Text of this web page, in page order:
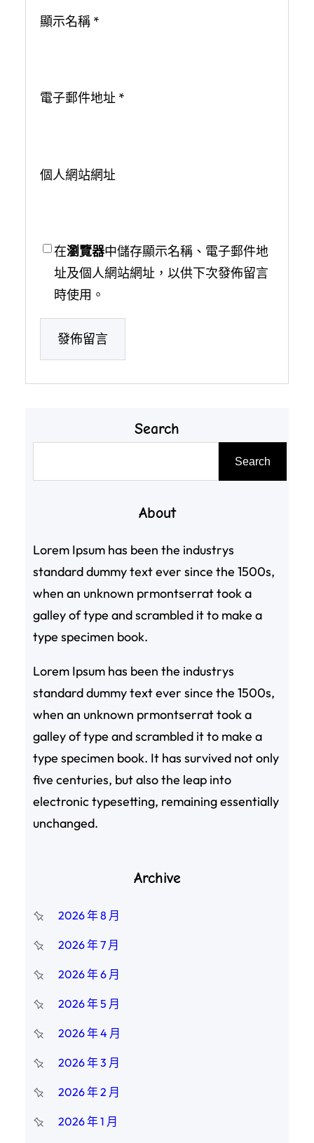
顯示名稱 *
電子郵件地址 *
個人網站網址
在瀏覽器中儲存顯示名稱、電子郵件地
址及個人網站網址，以供下次發佈留言
時使用。
Search
Search
About
Lorem Ipsum has been the industrys
standard dummy text ever since the 1500s,
when an unknown prmontserrat took a
galley of type and scrambled it to make a
type specimen book.
Lorem Ipsum has been the industrys
standard dummy text ever since the 1500s,
when an unknown prmontserrat took a
galley of type and scrambled it to make a
type specimen book. It has survived not only
five centuries, but also the leap into
electronic typesetting, remaining essentially
unchanged.
Archive
2026 年 8 月
2026 年 7 月
2026 年 6 月
2026 年 5 月
2026 年 4 月
2026 年 3 月
2026 年 2 月
2026 年 1 月